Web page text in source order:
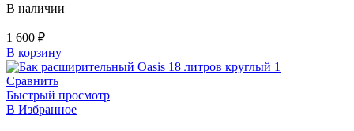
В наличии
1 600 ₽
В корзину
Сравнить
Быстрый просмотр
В Избранное